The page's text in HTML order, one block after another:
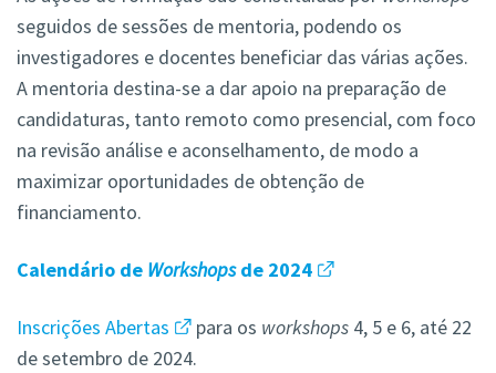
seguidos de sessões de mentoria, podendo os
investigadores e docentes beneficiar das várias ações.
A mentoria destina-se a dar apoio na preparação de
candidaturas, tanto remoto como presencial, com foco
na revisão análise e aconselhamento, de modo a
maximizar oportunidades de obtenção de
financiamento.
Calendário de Workshopsde 2024
Inscrições Abertas para os workshops4, 5 e 6, até 22
de setembro de 2024.